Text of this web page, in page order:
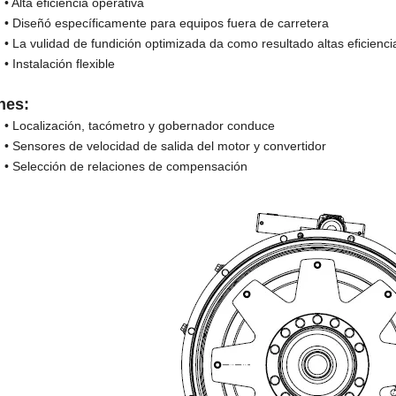
específicamente para equipos fuera de carretera
de fundición optimizada da como resultado altas
flexible
tacómetro y gobernador conduce
de velocidad de salida del motor y convertidor
de relaciones de compensación